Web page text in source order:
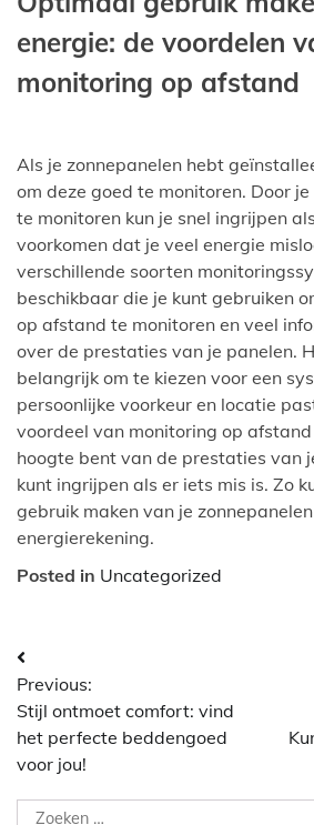
energie: de voordelen
monitoring op afstand
Als je zonnepanelen hebt
om deze goed te monitoren. Door
te monitoren kun je snel ingrijpen
voorkomen dat je veel energie
verschillende soorten
beschikbaar die je kunt gebruiken
op afstand te monitoren en veel
over de prestaties van je panelen.
belangrijk om te kiezen voor een
persoonlijke voorkeur en locatie
voordeel van monitoring op
hoogte bent van de prestaties van
kunt ingrijpen als er iets mis is. Zo
gebruik maken van je
energierekening.
Posted in Uncategorized
Bericht
navigatie
Previous:
Stijl ontmoet comfort: vind
het perfecte beddengoed
voor jou!
Zoeken